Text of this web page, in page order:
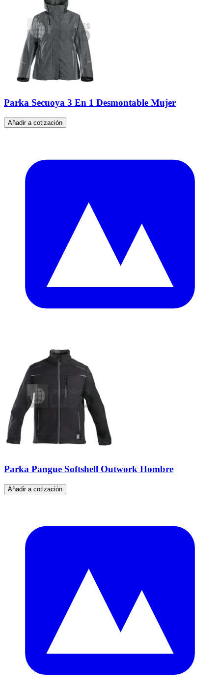
Parka Secuoya 3 En 1 Desmontable Mujer
Añadir a cotización
Parka Pangue Softshell Outwork Hombre
Añadir a cotización